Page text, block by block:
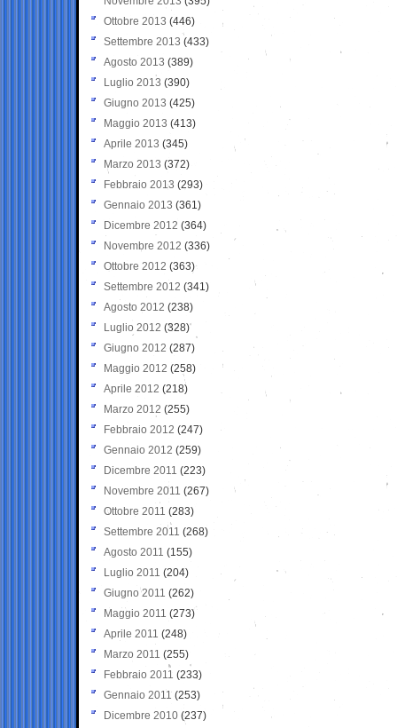
Ottobre 2013 (446)
Settembre 2013 (433)
Agosto 2013 (389)
Luglio 2013 (390)
Giugno 2013 (425)
Maggio 2013 (413)
Aprile 2013 (345)
Marzo 2013 (372)
Febbraio 2013 (293)
Gennaio 2013 (361)
Dicembre 2012 (364)
Novembre 2012 (336)
Ottobre 2012 (363)
Settembre 2012 (341)
Agosto 2012 (238)
Luglio 2012 (328)
Giugno 2012 (287)
Maggio 2012 (258)
Aprile 2012 (218)
Marzo 2012 (255)
Febbraio 2012 (247)
Gennaio 2012 (259)
Dicembre 2011 (223)
Novembre 2011 (267)
Ottobre 2011 (283)
Settembre 2011 (268)
Agosto 2011 (155)
Luglio 2011 (204)
Giugno 2011 (262)
Maggio 2011 (273)
Aprile 2011 (248)
Marzo 2011 (255)
Febbraio 2011 (233)
Gennaio 2011 (253)
Dicembre 2010 (237)